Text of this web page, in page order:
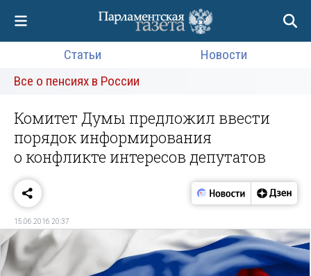
Статьи
Новости
Все о пенсиях в России
Комитет Думы предложил ввести
порядок информирования
о конфликте интересов депутатов
15.06.2016 20:37